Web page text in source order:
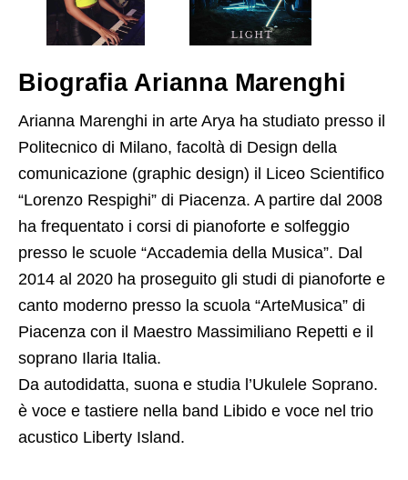
Biografia Arianna Marenghi
Arianna Marenghi in arte Arya ha studiato presso il
Politecnico di Milano, facoltà di Design della
comunicazione (graphic design) il Liceo Scientifico
“Lorenzo Respighi” di Piacenza. A partire dal 2008
ha frequentato i corsi di pianoforte e solfeggio
presso le scuole “Accademia della Musica”. Dal
2014 al 2020 ha proseguito gli studi di pianoforte e
canto moderno presso la scuola “ArteMusica” di
Piacenza con il Maestro Massimiliano Repetti e il
soprano Ilaria Italia.
Da autodidatta, suona e studia l’Ukulele Soprano.
è voce e tastiere nella band Libido e voce nel trio
acustico Liberty Island.